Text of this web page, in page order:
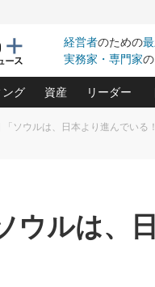
経営者のための
実務家・専門家の
」戦略(96)
改善」横田尚哉氏(5)
・クリニック(240)
にしながら利益を上げる経
ング
ーの玉手箱(9)
資産
中国経済の最新動向
事業承継の前に、決
リーダー
ピョートル
ソウルは、日本より進んでいる
ウルは、